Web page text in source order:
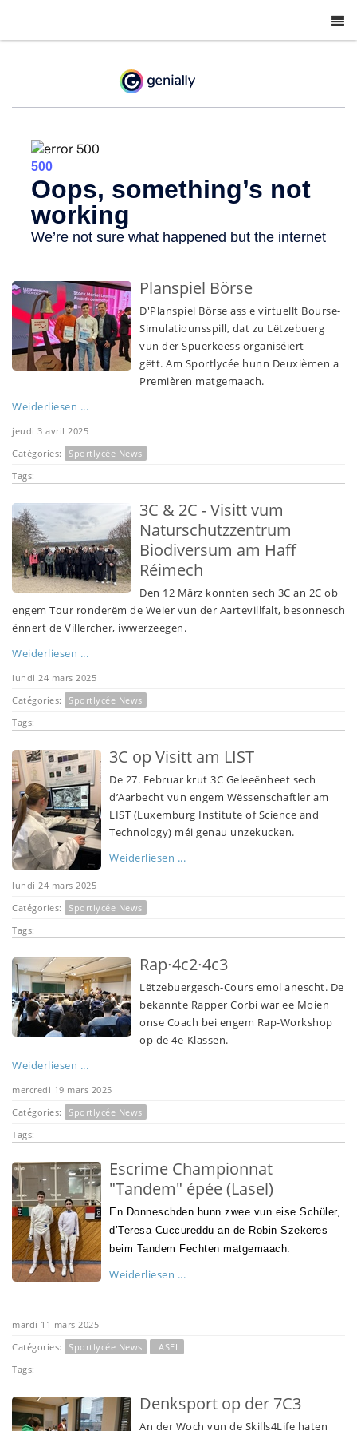
Planspiel Börse
D'Planspiel Börse ass e virtuellt Bourse-
Simulatiounsspill, dat zu Lëtzebuerg
vun der Spuerkeess organiséiert
gëtt. Am Sportlycée hunn Deuxièmen a
Premièren matgemaach.
Weiderliesen ...
jeudi 3 avril 2025
Catégories:
Sportlycée News
Tags:
3C & 2C - Visitt vum
Naturschutzzentrum
Biodiversum am Haff
Réimech
Den 12 März konnten sech 3C an 2C ob
engem Tour ronderëm de Weier vun der Aartevillfalt, besonnesch
ënnert de Villercher, iwwerzeegen.
Weiderliesen ...
lundi 24 mars 2025
Catégories:
Sportlycée News
Tags:
3C op Visitt am LIST
De 27. Februar krut 3C Geleeënheet sech
d’Aarbecht vun engem Wëssenschaftler am
LIST (Luxemburg Institute of Science and
Technology) méi genau unzekucken.
Weiderliesen ...
lundi 24 mars 2025
Catégories:
Sportlycée News
Tags:
Rap∙4c2∙4c3
Lëtzebuergesch-Cours emol anescht. De
bekannte Rapper Corbi war ee Moien
onse Coach bei engem Rap-Workshop
op de 4e-Klassen.
Weiderliesen ...
mercredi 19 mars 2025
Catégories:
Sportlycée News
Tags:
Escrime Championnat
"Tandem" épée (Lasel)
En Donneschden hunn zwee vun eise Schüler,
d’Teresa Cuccureddu an de Robin Szekeres
beim Tandem Fechten matgemaach.
Weiderliesen ...
mardi 11 mars 2025
Catégories:
Sportlycée News
LASEL
Tags:
Denksport op der 7C3
An der Woch vun de Skills4Life haten